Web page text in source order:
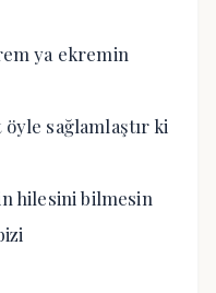
ya ekremin
öyle sağlamlaştır ki
hilesini bilmesin